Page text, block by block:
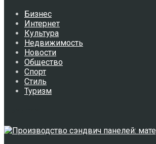
Бизнес
Интернет
Культура
Недвижимость
Новости
Общество
Спорт
Стиль
Туризм